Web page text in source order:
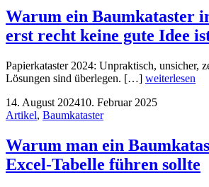
Warum ein Baumkataster
erst recht keine gute Idee
Papierkataster 2024: Unpraktisch, unsicher,
Lösungen sind überlegen. […] weiterlesen
14. August 202410. Februar 2025
Artikel, Baumkataster
Warum man ein
Excel-Tabelle führen sollte